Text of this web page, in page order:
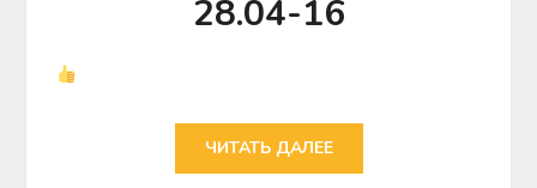
28.04-16
ЧИТАТЬ ДАЛЕЕ